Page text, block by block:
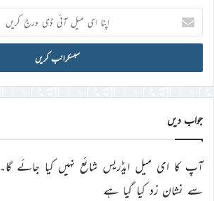
اپنا
ای
میل
ڈی
درج
کریں
جواب دیں
آپ کا ای میل ایڈریس شائع نہیں کیا جائے گا۔
سے نشان زد کیا گیا ہے